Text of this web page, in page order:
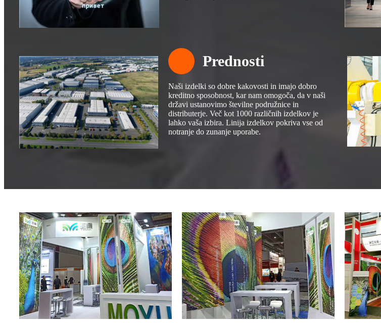
Prednosti
Naši izdelki so dobre kakovosti in imajo dobro
kreditno sposobnost, kar nam omogoča, da v naši
državi ustanovimo številne podružnice in
distributerje. Več kot 1000 različnih izdelkov je
lahko vaša izbira. Linija izdelkov pokriva vse od
notranje do zunanje uporabe.